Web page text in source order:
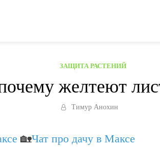
ЗАЩИТА РАСТЕНИЙ
желтеют
Тимур Анохин
🏡Чат про дачу в Максе